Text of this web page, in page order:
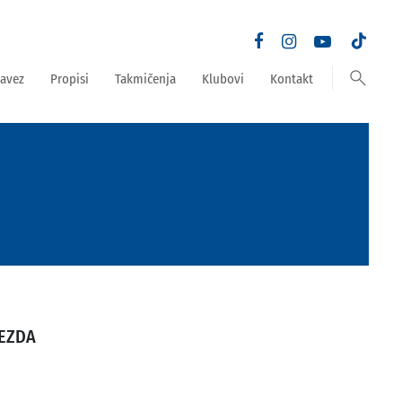
Propisi Takmičenja Klubovi Kontakt search